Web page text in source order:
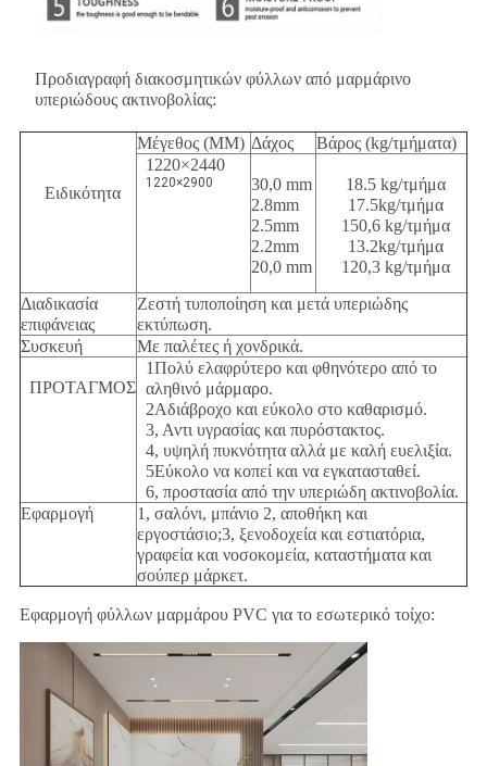
Προδιαγραφή διακοσμητικών φύλλων από μαρμάρινο
υπεριώδους ακτινοβολίας:
Ειδικότητα
Μέγεθος (MM) Δάχος
Βάρος (kg/τμήματα)
1220×2440
1220×2900
30,0 mm
2.8mm
2.5mm
2.2mm
20,0 mm
18.5 kg/τμήμα
17.5kg/τμήμα
150,6 kg/τμήμα
13.2kg/τμήμα
120,3 kg/τμήμα
Διαδικασία
επιφάνειας
Ζεστή τυποποίηση και μετά υπεριώδης
εκτύπωση.
Συσκευή
Με παλέτες ή χονδρικά.
ΠΡΟΤΑΓΜΟΣ
1Πολύ ελαφρύτερο και φθηνότερο από το
αληθινό μάρμαρο.
2Αδιάβροχο και εύκολο στο καθαρισμό.
3, Αντι υγρασίας και πυρόστακτος.
4, υψηλή πυκνότητα αλλά με καλή ευελιξία.
5Εύκολο να κοπεί και να εγκατασταθεί.
6, προστασία από την υπεριώδη ακτινοβολία.
Εφαρμογή
1, σαλόνι, μπάνιο 2, αποθήκη και
εργοστάσιο;3, ξενοδοχεία και εστιατόρια,
γραφεία και νοσοκομεία, καταστήματα και
σούπερ μάρκετ.
Εφαρμογή φύλλων μαρμάρου PVC για το εσωτερικό τοίχο: